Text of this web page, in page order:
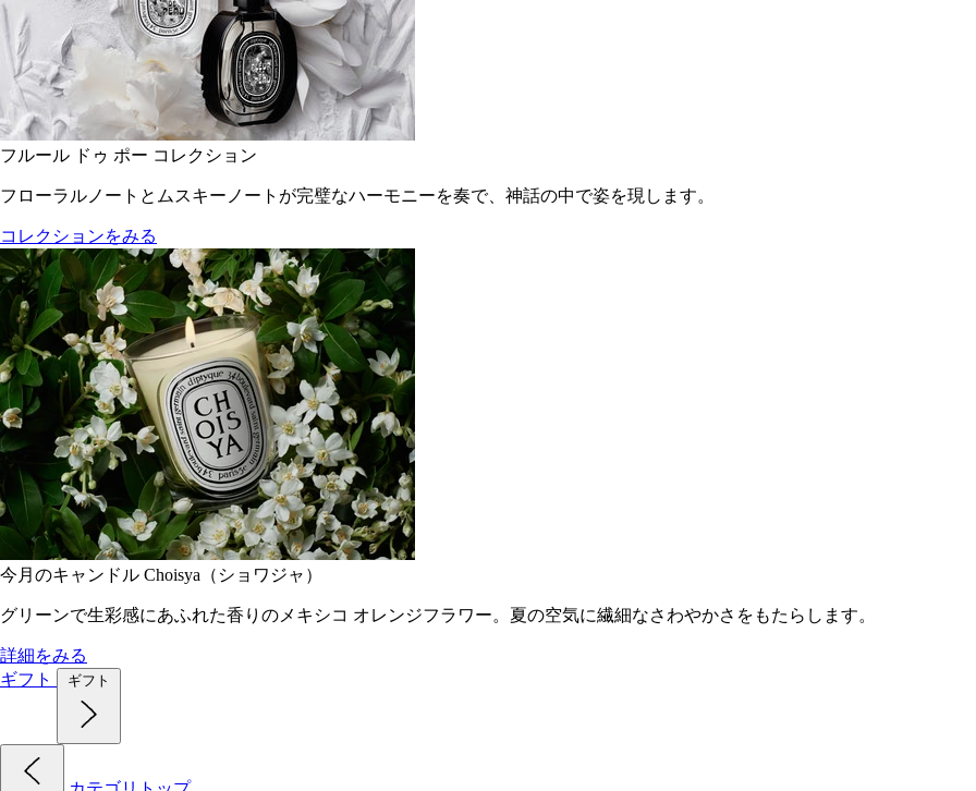
フルール ドゥ ポー コレクション
フローラルノートとムスキーノートが完璧なハーモニーを奏で、神話の中で姿を現します。
コレクションをみる
今月のキャンドル Choisya（ショワジャ）
グリーンで生彩感にあふれた香りのメキシコ オレンジフラワー。夏の空気に繊細なさわやかさをもたらします。
詳細をみる
ギフト
ギフト